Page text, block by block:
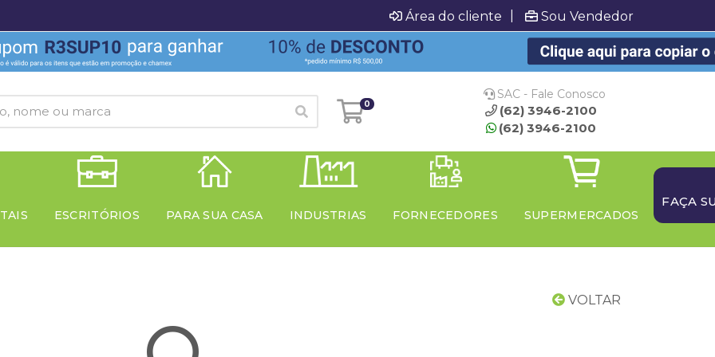
Área do cliente Sou Vendedor
0
SAC - Fale Conosco
(62) 3946-2100
(62) 3946-2100
ESCRITÓRIOS PARA SUA CASA INDUSTRIAS FORNECEDORES SUPERMERCADOS
FAÇA
VOLTAR